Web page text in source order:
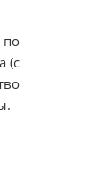
(с